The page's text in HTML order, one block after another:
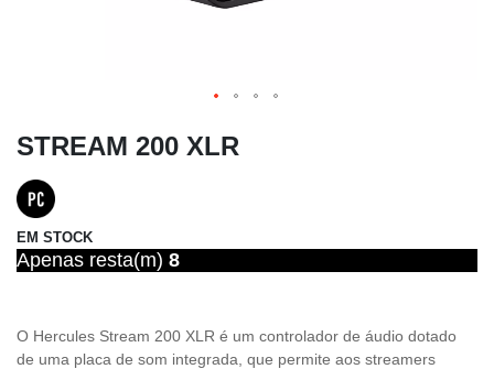
STREAM 200 XLR
EM STOCK
Apenas resta(m) 8
O Hercules Stream 200 XLR é um controlador de áudio dotado
de uma placa de som integrada, que permite aos streamers